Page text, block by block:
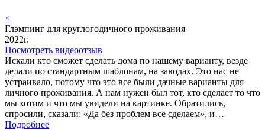
<
Глэмпинг для круглогодичного проживания
2022г.
Посмотреть видеоотзыв
Искали кто сможет сделать дома по нашему варианту, везде
делали по стандартным шаблонам, на заводах. Это нас не
устраивало, потому что это все были дачные варианты для
личного проживания. А нам нужен был тот, кто сделает то что
мы хотим и что мы увидели на картинке. Обратились,
спросили, сказали: «Да без проблем все сделаем», и…
Подробнее